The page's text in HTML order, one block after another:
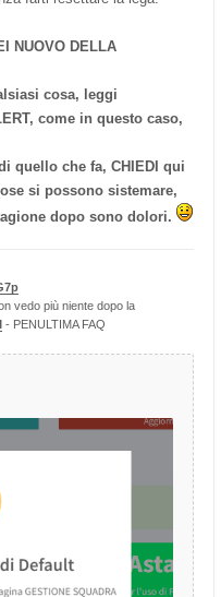
NUOVO DELLA
cosa, leggi
come in questo caso,
quello che fa, CHIEDI qui
si possono sistemare,
dopo sono dolori.
vedo più niente dopo la
- PENULTIMA FAQ